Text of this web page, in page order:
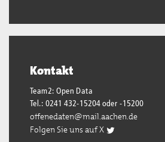
Kontakt
Team2: Open Data
Tel.: 0241 432-15204 oder -15200
offenedaten@mail.aachen.de
Folgen Sie uns auf X